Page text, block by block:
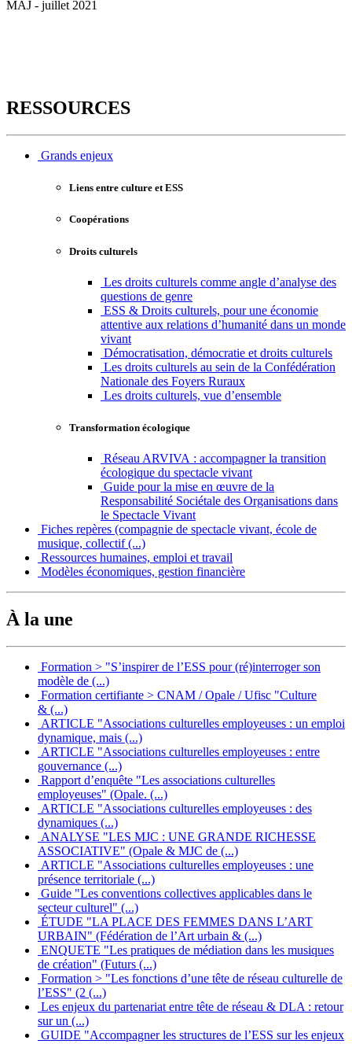
MAJ - juillet 2021
RESSOURCES
Grands enjeux
Liens entre culture et ESS
Coopérations
Droits culturels
Les droits culturels comme angle d’analyse des
questions de genre
ESS & Droits culturels, pour une économie
attentive aux relations d’humanité dans un monde
vivant
Démocratisation, démocratie et droits culturels
Les droits culturels au sein de la Confédération
Nationale des Foyers Ruraux
Les droits culturels, vue d’ensemble
Transformation écologique
Réseau ARVIVA : accompagner la transition
écologique du spectacle vivant
Guide pour la mise en œuvre de la
Responsabilité Sociétale des Organisations dans
le Spectacle Vivant
Fiches repères (compagnie de spectacle vivant, école de
musique, collectif (...)
Ressources humaines, emploi et travail
Modèles économiques, gestion financière
À la une
Formation > "S’inspirer de l’ESS pour (ré)interroger son
modèle de (...)
Formation certifiante > CNAM / Opale / Ufisc "Culture
& (...)
ARTICLE "Associations culturelles employeuses : un emploi
dynamique, mais (...)
ARTICLE "Associations culturelles employeuses : entre
gouvernance (...)
Rapport d’enquête "Les associations culturelles
employeuses" (Opale. (...)
ARTICLE "Associations culturelles employeuses : des
dynamiques (...)
ANALYSE "LES MJC : UNE GRANDE RICHESSE
ASSOCIATIVE" (Opale & MJC de (...)
ARTICLE "Associations culturelles employeuses : une
présence territoriale (...)
Guide "Les conventions collectives applicables dans le
secteur culturel" (...)
ÉTUDE "LA PLACE DES FEMMES DANS L’ART
URBAIN" (Fédération de l’Art urbain & (...)
ENQUETE "Les pratiques de médiation dans les musiques
de création" (Futurs (...)
Formation > "Les fonctions d’une tête de réseau culturelle de
l’ESS" (2 (...)
Les enjeux du partenariat entre tête de réseau & DLA : retour
sur un (...)
GUIDE "Accompagner les structures de l’ESS sur les enjeux